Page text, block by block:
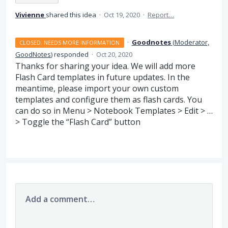
Vivienne shared this idea · Oct 19, 2020 · Report…
CLOSED. NEEDS MORE INFORMATION · Goodnotes(Moderator,
GoodNotes)responded · Oct 20, 2020
Thanks for sharing your idea. We will add more
Flash Card templates in future updates. In the
meantime, please import your own custom
templates and configure them as flash cards. You
can do so in Menu > Notebook Templates > Edit > …
> Toggle the “Flash Card” button
Add a comment…